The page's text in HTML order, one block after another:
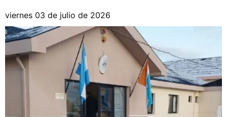
viernes 03 de julio de 2026